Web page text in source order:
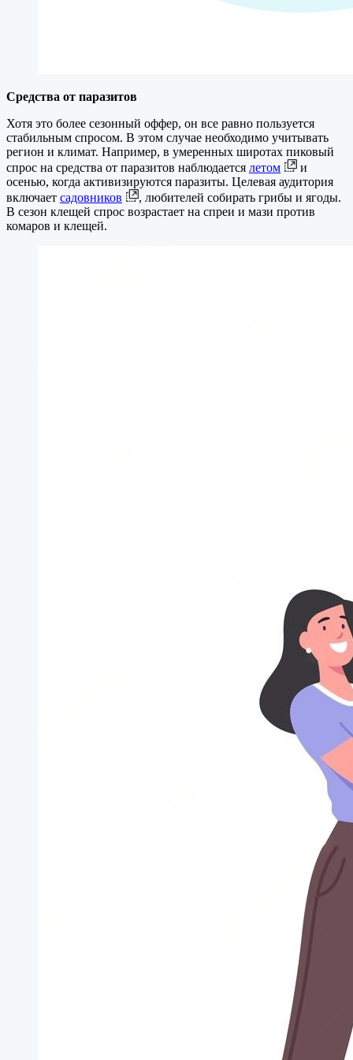
Средства от паразитов
Хотя это более сезонный оффер, он все равно пользуется
стабильным спросом. В этом случае необходимо учитывать
регион и климат. Например, в умеренных широтах пиковый
спрос на средства от паразитов наблюдается летом
и
осенью, когда активизируются паразиты. Целевая аудитория
включает садовников
, любителей собирать грибы и ягоды.
В сезон клещей спрос возрастает на спреи и мази против
комаров и клещей.